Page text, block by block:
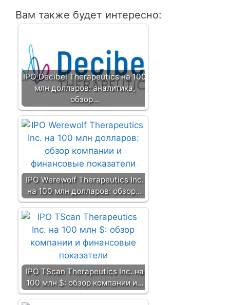
и
я
Вам также будет интересно:
IPO Decibel Therapeutics на 100
млн долларов: аналитика,
обзор…
IPO Werewolf Therapeutics Inc.
на 100 млн долларов: обзор…
IPO TScan Therapeutics Inc. на
100 млн $: обзор компании и…